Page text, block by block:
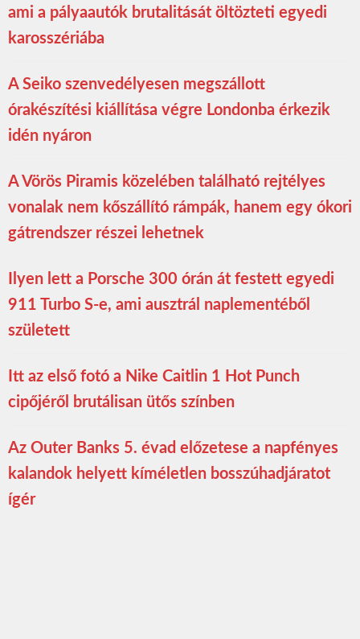
ami a pályaautók brutalitását öltözteti egyedi
karosszériába
A Seiko szenvedélyesen megszállott
órakészítési kiállítása végre Londonba érkezik
idén nyáron
A Vörös Piramis közelében található rejtélyes
vonalak nem kőszállító rámpák, hanem egy ókori
gátrendszer részei lehetnek
Ilyen lett a Porsche 300 órán át festett egyedi
911 Turbo S-e, ami ausztrál naplementéből
született
Itt az első fotó a Nike Caitlin 1 Hot Punch
cipőjéről brutálisan ütős színben
Az Outer Banks 5. évad előzetese a napfényes
kalandok helyett kíméletlen bosszúhadjáratot
ígér